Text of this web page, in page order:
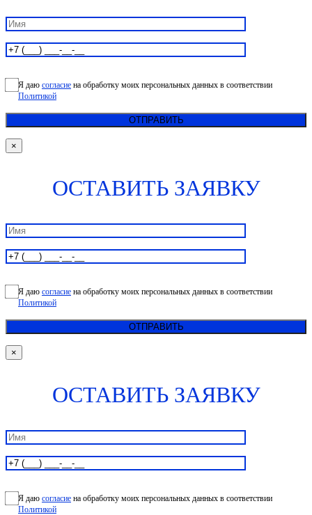
Я даю согласие на обработку моих персональных данных в соответствии
Политикой
×
ОСТАВИТЬ ЗАЯВКУ
Я даю согласие на обработку моих персональных данных в соответствии
Политикой
×
ОСТАВИТЬ ЗАЯВКУ
Я даю согласие на обработку моих персональных данных в соответствии
Политикой